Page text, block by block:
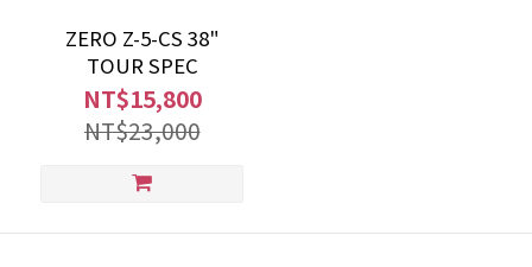
ZERO Z-5-CS 38"
TOUR SPEC
NT$15,800
NT$23,000